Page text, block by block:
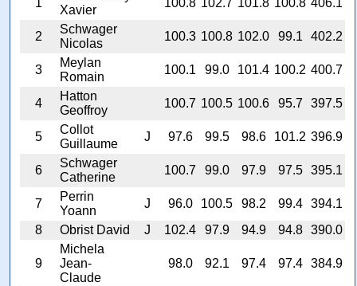
1
Xavier
100.8 102.7 101.8 100.8 406.1
2
Schwager
Nicolas
100.3 100.8 102.0 99.1 402.2
3
Meylan
Romain
100.1 99.0 101.4 100.2 400.7
4
Hatton
Geoffroy
100.7 100.5 100.6 95.7 397.5
5
Collot
Guillaume
J 97.6 99.5 98.6 101.2 396.9
6
Schwager
Catherine
100.7 99.0 97.9 97.5 395.1
7
Perrin
Yoann
J 96.0 100.5 98.2 99.4
394.1
8
Obrist David J 102.4 97.9 94.9 94.8 390.0
9
Michela
Jean-
Claude
98.0 92.1 97.4 97.4 384.9